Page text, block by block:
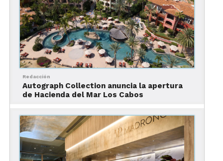
Afirmó que por todos sus protocolos y
certificaciones la hotelería de la isla es muy
confiables, lo que le ha convertido a Cozumel y
Quintana Roo, en los destinos preferidos hoy en
día por el turismo.
Redacción
Autograph Collection anuncia la apertura
de Hacienda del Mar Los Cabos